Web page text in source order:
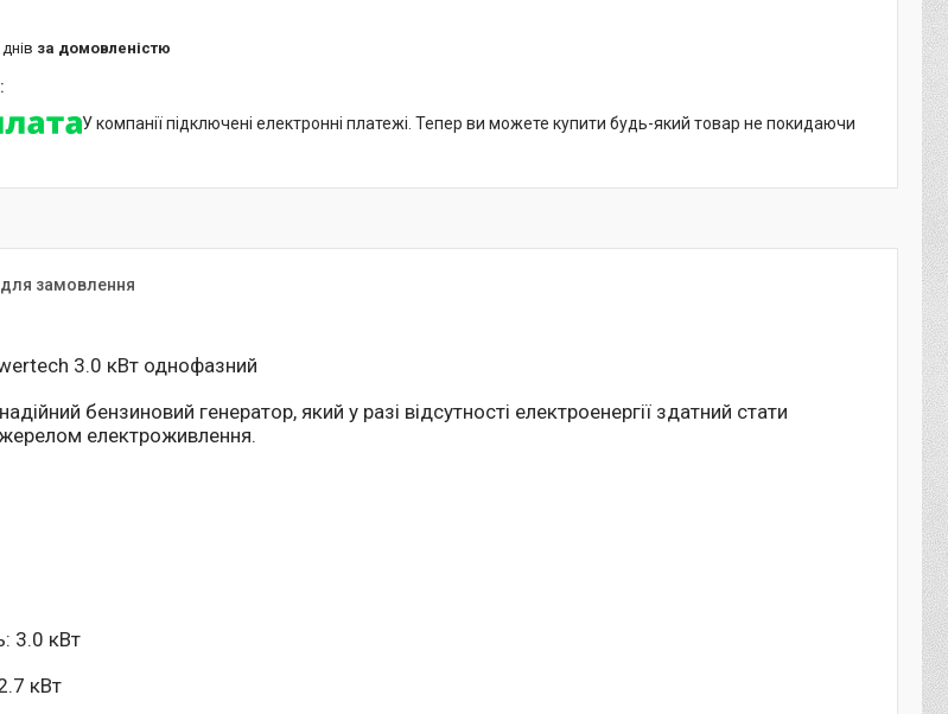
за домовленістю
У компанії підключені електронні платежі. Тепер ви можете купити будь-який товар не покидаючи
замовлення
3.0 кВт однофазний
бензиновий генератор, який у разі відсутності електроенергії здатний стати
електроживлення.
3.0 кВт
кВт